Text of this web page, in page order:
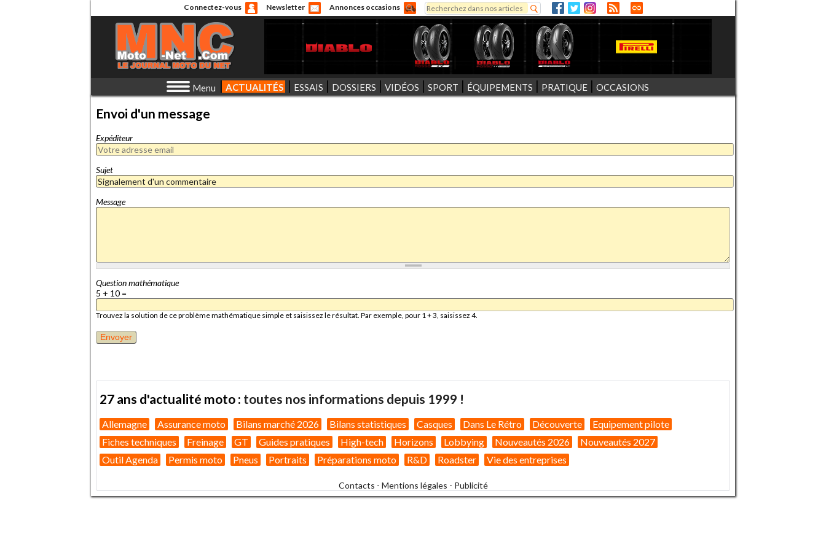
Connectez-vous Newsletter Annonces occasions
Formulaire de recherche
Rechercher
Menu ACTUALITÉS ESSAIS DOSSIERS VIDÉOS SPORT ÉQUIPEMENTS PRATIQUE OCCASIONS
Envoi d'un message
Expéditeur
Sujet
Message
Question mathématique
5 + 10 =
Trouvez la solution de ce problème mathématique simple et saisissez le résultat. Par exemple, pour 1 + 3, saisissez 4.
27 ans d'actualité moto : toutes nos informations depuis 1999 !
Allemagne Assurance moto Bilans marché 2026 Bilans statistiques Casques Dans Le Rétro Découverte
Equipement pilote
Fiches techniques
Freinage GT Guides pratiques High-tech Horizons Lobbying Nouveautés 2026
Nouveautés 2027
Outil Agenda
Permis moto Pneus Portraits Préparations moto R&D Roadster Vie des entreprises
Contacts - Mentions légales - Publicité